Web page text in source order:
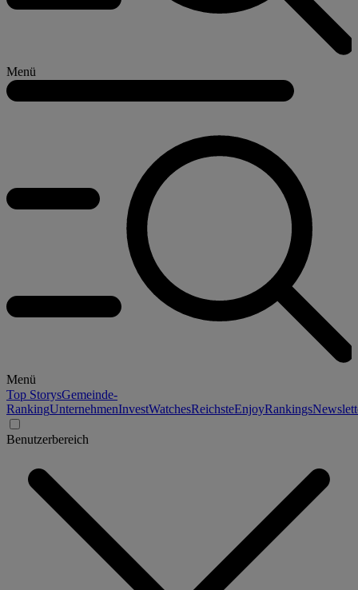
Menü
Menü
Top StorysGemeinde-
RankingUnternehmenInvestWatchesReichsteEnjoyRankings
Benutzerbereich